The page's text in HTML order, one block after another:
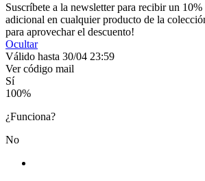
Suscríbete a la newsletter para recibir un
adicional en cualquier producto de la
para aprovechar el descuento!
Ocultar
Válido hasta 30/04 23:59
Ver código mail
Sí
100%
¿Funciona?
No